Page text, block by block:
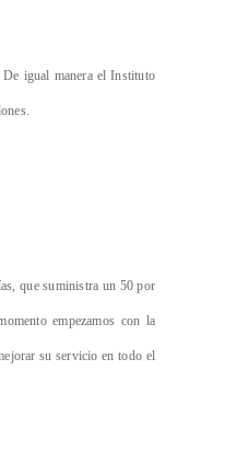
igual manera el Instituto
que suministra un 50 por
empezamos con la
su servicio en todo el